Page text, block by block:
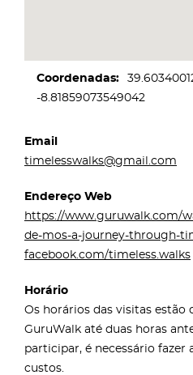
Coordenadas
-8.81859073549042
Email
timelesswalks@gmail.com
Endereço Web
https://www.guruwalk.com/
de-mos-a-journey-through-
facebook.com/timeless.walks
Horário
Os horários das visitas estão
GuruWalk até duas horas
participar, é necessário fazer
custos.